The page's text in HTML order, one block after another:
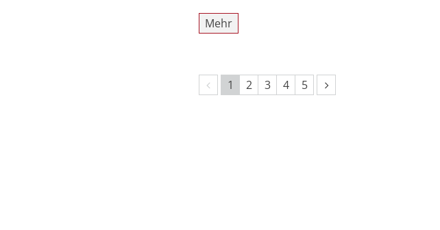
Mehr
Vorherige Seite
1 2 3 4 5 Nächste Seite